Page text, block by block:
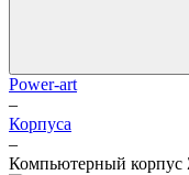
Power-art
–
Корпуса
–
Компьютерный корпус